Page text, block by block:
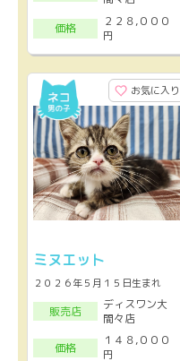
価格
２２８,０００
円
お気に入り
ミヌエット
２０２６年５月１５日生まれ
販売店
ディスワン大
間々店
価格
１４８,０００
円